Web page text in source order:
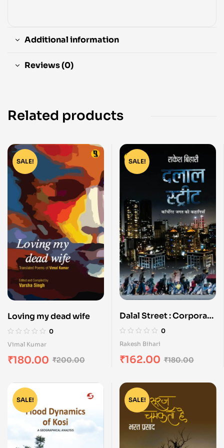
Additional information
Reviews (0)
Related products
SALE!
Loving my dead wife
0
Vimal Kumar
₹200.00
₹180.00
SALE!
Dalal Street : Corporate
Jagat Ki Kahaniyan
0
Rakesh Bihari
₹180.00
₹162.00
SALE! SALE!